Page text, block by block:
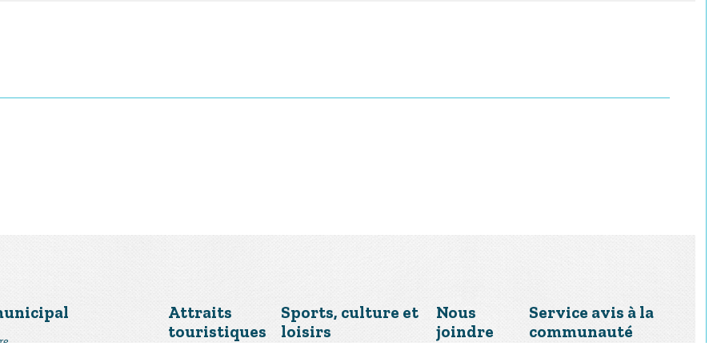
Attraits
touristiques
Sports, culture et
loisirs
Nous
joindre
Service avis à la
communauté